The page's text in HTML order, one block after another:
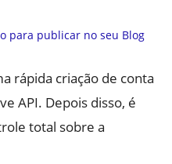
rápida criação de conta
API. Depois disso, é
total sobre a